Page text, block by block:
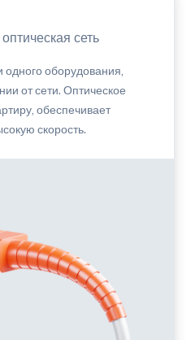
сеть
оборудования,
от сети. Оптическое
обеспечивает
скорость.